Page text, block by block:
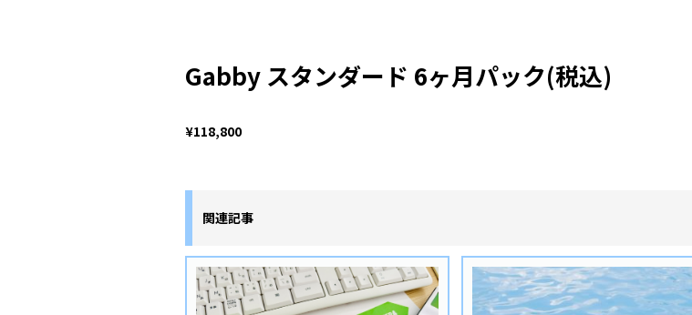
Gabby スタンダード 6ヶ月パック(税込)
¥118,800
関連記事